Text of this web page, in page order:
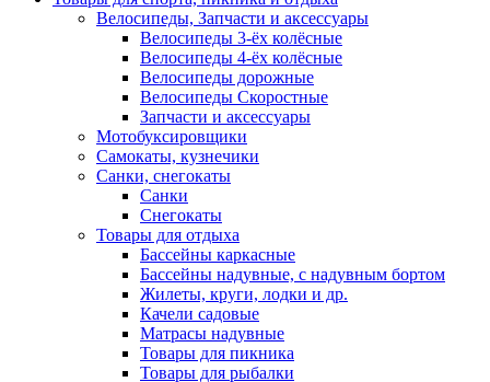
Велосипеды, Запчасти и аксессуары
Велосипеды 3-ёх колёсные
Велосипеды 4-ёх колёсные
Велосипеды дорожные
Велосипеды Скоростные
Запчасти и аксессуары
Мотобуксировщики
Самокаты, кузнечики
Санки, снегокаты
Санки
Снегокаты
Товары для отдыха
Бассейны каркасные
Бассейны надувные, с надувным бортом
Жилеты, круги, лодки и др.
Качели садовые
Матрасы надувные
Товары для пикника
Товары для рыбалки